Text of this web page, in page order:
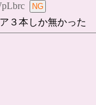
３本しか無かった